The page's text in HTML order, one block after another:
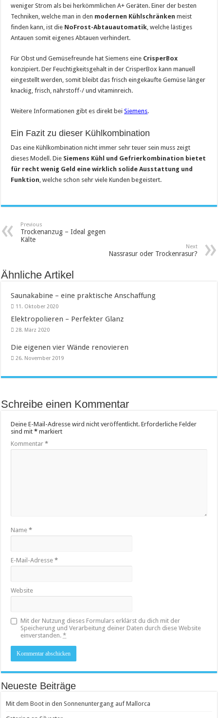
weniger Strom als bei herkömmlichen A+ Geräten. Einer der besten
Techniken, welche man in den modernen Kühlschränken meist
finden kann, ist die NoFrost-Abtauautomatik, welche lästiges
Antauen somit eigenes Abtauen verhindert.
Für Obst und Gemüsefreunde hat Siemens eine CrisperBox
konzipiert. Der Feuchtigkeitsgehalt in der CrisperBox kann manuell
eingestellt werden, somit bleibt das frisch eingekaufte Gemüse länger
knackig, frisch, nährstoff-/ und vitaminreich.
Weitere Informationen gibt es direkt beiSiemens.
Ein Fazit zu dieser Kühlkombination
Das eine Kühlkombination nicht immer sehr teuer sein muss zeigt
dieses Modell. Die Siemens Kühl und Gefrierkombination bietet
für recht wenig Geld eine wirklich solide Ausstattung und
Funktion, welche schon sehr viele Kunden begeistert.
Previous
Trockenanzug – Ideal gegen
Kälte
Next
Nassrasur oder Trockenrasur?
Ähnliche Artikel
Saunakabine – eine praktische Anschaffung
11. Oktober 2020
Elektropolieren – Perfekter Glanz
28. März 2020
Die eigenen vier Wände renovieren
26. November 2019
Schreibe einen Kommentar
Deine E-Mail-Adresse wird nicht veröffentlicht. Erforderliche Felder
sind mit* markiert
Kommentar*
Name*
E-Mail-Adresse*
Website
Mit der Nutzung dieses Formulars erklärst du dich mit der
Speicherung und Verarbeitung deiner Daten durch diese Website
einverstanden.*
Neueste Beiträge
Mit dem Boot in den Sonnenuntergang auf Mallorca